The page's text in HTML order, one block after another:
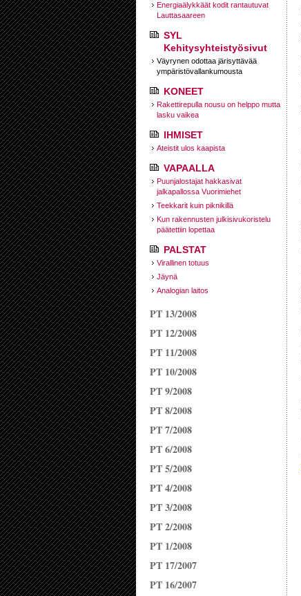
Energiaälykkäät kodit rantautuvat
Lauttasaareen
SYL
Kehitysyhteistyösivut
Väyrynen odottaa järisyttävää
ympäristövallankumousta
KONEET
Rakettirepulla nousu on helppo mutta
lasku vaikea
IHMISET
Ateistit ulos kaapista
VAPAALLA
Puunjalostajat hakkasivat
jalkapallossa Vuorimiehet
Teekkarit kuin piknikillä
Kun rakennusten julkisivukoristelu
päätettiin lopettaa
PALSTAT
Virallinen totuus
Jäynä
Analogian laitos
PT 13/2008
PT 12/2008
PT 11/2008
PT 10/2008
PT 9/2008
PT 8/2008
PT 7/2008
PT 6/2008
PT 5/2008
PT 4/2008
PT 3/2008
PT 2/2008
PT 1/2008
PT 17/2007
PT 16/2007